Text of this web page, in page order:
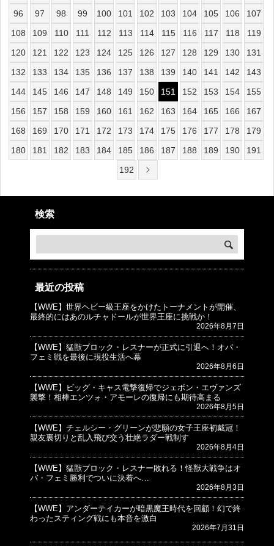
96
97 98 99 100 101 102 103 104 105 106
107
108
109 110 111 112 113 114 115 116 117 118
119
120
121 122 123 124 125 126 127 128 129 130
131
132
133 134 135 136 137 138 139 140 141 142
143
144
145 146 147 148 149 150 151 152 153 154
155
156
157 158 159 160 161 162 163 164 165 166
167
168
169 170 171 172 173 174 175 176 177 178
179
180
181 182 183 184 185 186 187 188 189 190
191
192
検索
最近の投稿
【WWE】世界ヘビー級王座をかけたトーナメントが開催、
最終的にはあのルチャドールが世界王座に挑戦か！
2026年8月7日
【WWE】猛獣ブロック・レスナーが正式に引退へ！オバ・
フェミ戦を最後に現役生活へ幕
2026年8月6日
【WWE】ビッグ・キャス電撃復帰でジェボン・エヴァンズ
襲撃！相棒エンツォ・アモーレの復帰にも期待高まる
2026年8月5日
【WWE】チェルシー・グリーンが悲願の女子王座初戴冠！
親友裏切りと乱入飛び交う壮絶ラダー戦制す
2026年8月4日
【WWE】猛獣ブロック・レスナー敗れる！怪獣大戦争はオ
バ・フェミ勝利でついに決着へ…
2026年8月3日
【WWE】アンダーテイカーが暗黒魔王時代を回顧！幻で終
わったスティング戦にも本音を激白
2026年7月31日
© プロレスJunkie ～WWEの最新情報 USA～